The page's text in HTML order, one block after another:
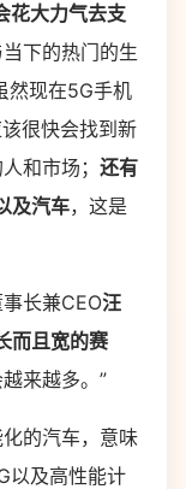
花大力气去支
当下的热门的生
然现在5G手机
很快会找到新
和市场； 还有
及汽车，这是
长兼CEO汪
而且宽的赛
来越多。”
的汽车，意味
以及高性能计